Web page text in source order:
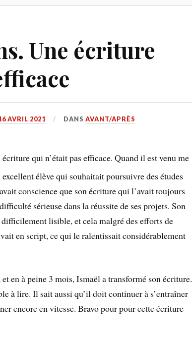
Une écriture
AVRIL 2021 DANSAVANT/APRÈS
qui n’était pas efficace. Quand il est venu me
excellent élève qui souhaitait poursuivre des études
conscience que son écriture qui l’avait toujours
sérieuse dans la réussite de ses projets. Son
lisible, et cela malgré des efforts de
en script, ce qui le ralentissait considérablement
en à peine 3 mois, Ismaël a transformé son écriture.
à lire. Il sait aussi qu’il doit continuer à s’entraîner
encore en vitesse. Bravo pour pour cette écriture